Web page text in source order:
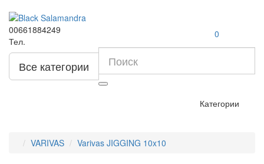
00661884249
Тел.
0
Все категории
Категории
VARIVAS Varivas JIGGING 10x10